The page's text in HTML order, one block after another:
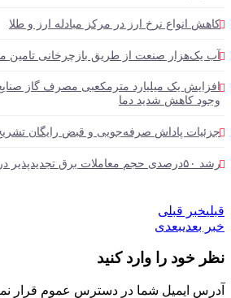
انواع نرخ ارز در مرکز مبادله ارز و طلا
صنعت از طریق بازچرخانی تامین می‌شود
کاهش شدید دما
پاداش صرفه‌جویی و قبض رایگان تشریح شد
قبلی
بعدی
را وارد کنید
ایمیل شما در دسترس عموم قرار نمیگیرد.